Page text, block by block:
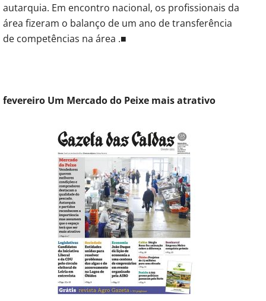
autarquia. Em encontro nacional, os profissionais da
área fizeram o balanço de um ano de transferência
de competências na área .■
fevereiro Um Mercado do Peixe mais atrativo